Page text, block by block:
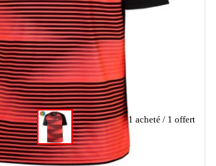
1 acheté / 1 offert